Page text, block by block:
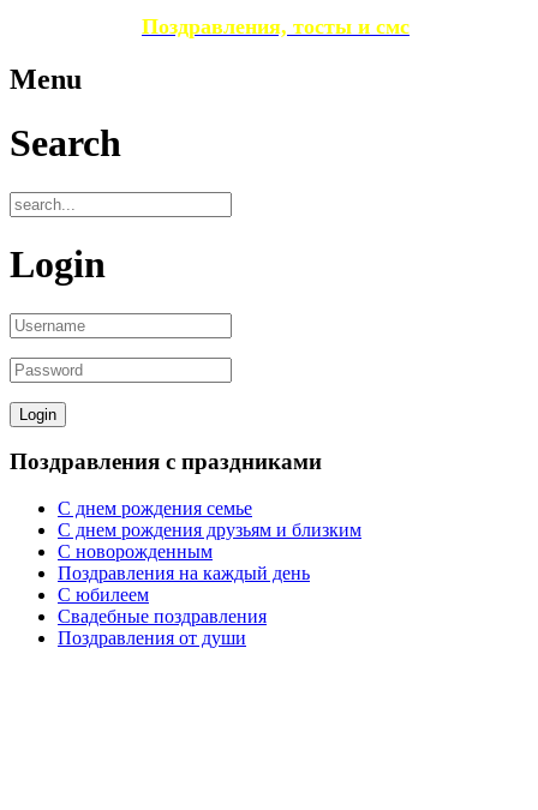
Поздравления, тосты и смс
Menu
Search
Login
Поздравления с праздниками
С днем рождения семье
С днем рождения друзьям и близким
C новорожденным
Поздравления на каждый день
С юбилеем
Свадебные поздравления
Поздравления от души